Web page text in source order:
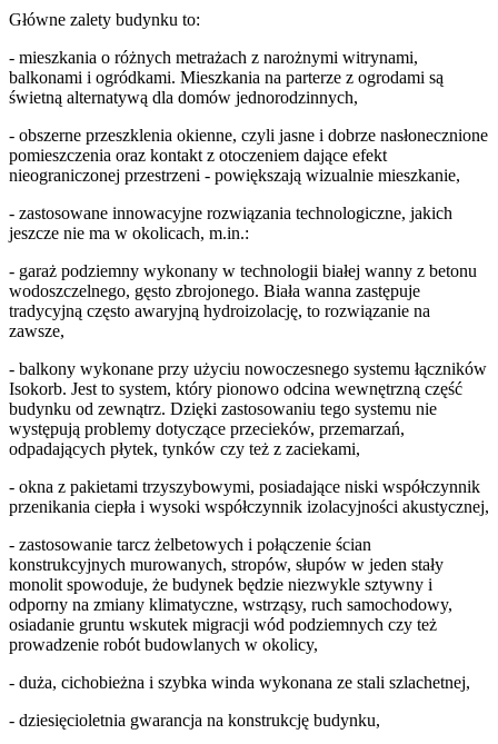
Główne zalety budynku to:
- mieszkania o różnych metrażach z narożnymi witrynami,
balkonami i ogródkami. Mieszkania na parterze z ogrodami są
świetną alternatywą dla domów jednorodzinnych,
- obszerne przeszklenia okienne, czyli jasne i dobrze nasłonecznione
pomieszczenia oraz kontakt z otoczeniem dające efekt
nieograniczonej przestrzeni - powiększają wizualnie mieszkanie,
- zastosowane innowacyjne rozwiązania technologiczne, jakich
jeszcze nie ma w okolicach, m.in.:
- garaż podziemny wykonany w technologii białej wanny z betonu
wodoszczelnego, gęsto zbrojonego. Biała wanna zastępuje
tradycyjną często awaryjną hydroizolację, to rozwiązanie na
zawsze,
- balkony wykonane przy użyciu nowoczesnego systemu łączników
Isokorb. Jest to system, który pionowo odcina wewnętrzną część
budynku od zewnątrz. Dzięki zastosowaniu tego systemu nie
występują problemy dotyczące przecieków, przemarzań,
odpadających płytek, tynków czy też z zaciekami,
- okna z pakietami trzyszybowymi, posiadające niski współczynnik
przenikania ciepła i wysoki współczynnik izolacyjności akustycznej,
- zastosowanie tarcz żelbetowych i połączenie ścian
konstrukcyjnych murowanych, stropów, słupów w jeden stały
monolit spowoduje, że budynek będzie niezwykle sztywny i
odporny na zmiany klimatyczne, wstrząsy, ruch samochodowy,
osiadanie gruntu wskutek migracji wód podziemnych czy też
prowadzenie robót budowlanych w okolicy,
- duża, cichobieżna i szybka winda wykonana ze stali szlachetnej,
- dziesięcioletnia gwarancja na konstrukcję budynku,